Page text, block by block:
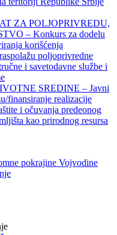
ZA POLJOPRIVREDU,
– Konkurs za dodelu
korišćenja
poljoprivredne
i savetodavne službe i
SREDINE – Javni
finansiranje realizacije
i očuvanja predeonog
kao prirodnog resursa
pokrajine Vojvodine